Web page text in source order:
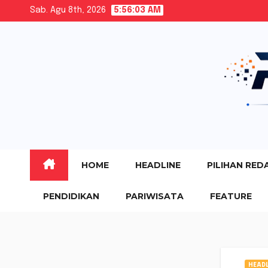
Sab. Agu 8th, 2026 5:56:04 AM
HOME HEADLINE PILIHAN
PENDIDIKAN PARIWISATA FEATURE